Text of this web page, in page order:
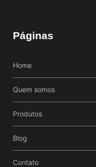
Páginas
Home
Quem somos
Produtos
Blog
Contato